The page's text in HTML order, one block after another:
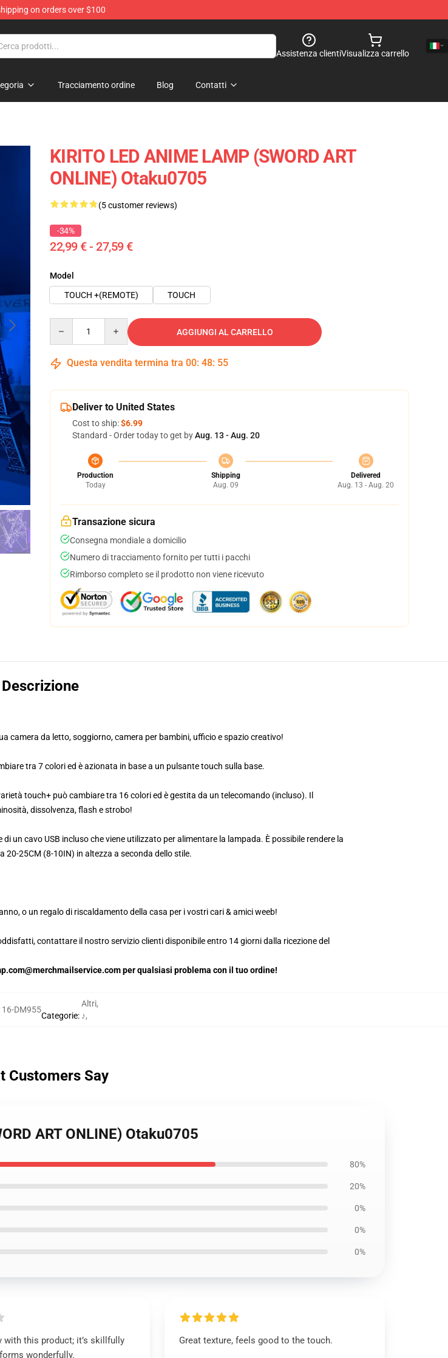
on orders over $100
Assistenza clientiVisualizza carrello
Tracciamento ordine Blog Contatti
KIRITO LED ANIME LAMP (SWORD ART
ONLINE) Otaku0705
(5 customer reviews)
-34%
22,99 € - 27,59 €
Model
TOUCH +(REMOTE)
TOUCH
AGGIUNGI AL CARRELLO
Questa vendita termina tra 00: 48: 54
Deliver to United States
Cost to ship:$6.99
Standard - Order today to get byAug. 13 - Aug. 20
Production
Today
Shipping
Aug. 09
Delivered
Aug. 13 - Aug. 20
Transazione sicura
Consegna mondiale a domicilio
Numero di tracciamento fornito per tutti i pacchi
Rimborso completo se il prodotto non viene ricevuto
Descrizione
camera da letto, soggiorno, camera per bambini, ufficio e spazio creativo!
tra 7 colori ed è azionata in base a un pulsante touch sulla base.
touch+ può cambiare tra 16 colori ed è gestita da un telecomando (incluso). Il
dissolvenza, flash e strobo!
un cavo USB incluso che viene utilizzato per alimentare la lampada. È possibile rendere la
20-25CM (8-10IN) in altezza a seconda dello stile.
o un regalo di riscaldamento della casa per i vostri cari & amici weeb!
contattare il nostro servizio clienti disponibile entro 14 giorni dalla ricezione del
per qualsiasi problema con il tuo ordine!
16-DM955
Categorie:
Altri,
♪,
Customers Say
ART ONLINE) Otaku0705
80%
20%
0%
0%
0%
with this product; it’s skillfully
wonderfully.
Great texture, feels good to the touch.